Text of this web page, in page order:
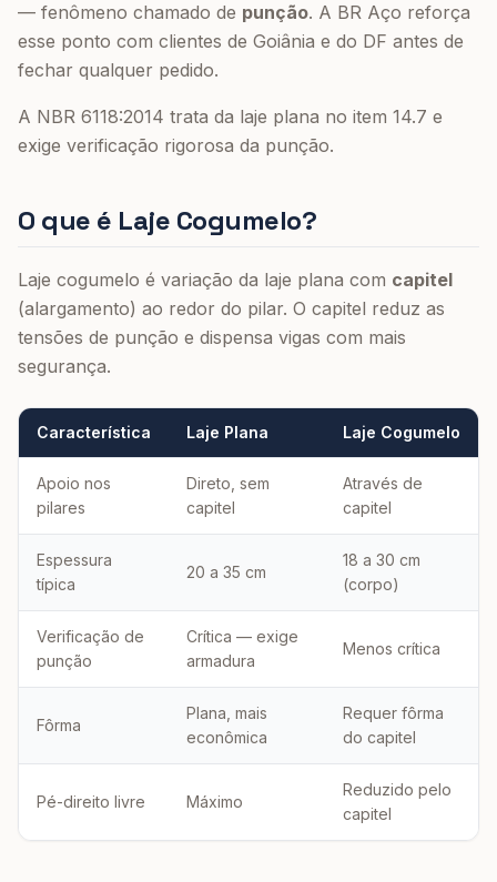
— fenômeno chamado de punção. A BR Aço reforça
esse ponto com clientes de Goiânia e do DF antes de
fechar qualquer pedido.
A NBR 6118:2014 trata da laje plana no item 14.7 e
exige verificação rigorosa da punção.
O que é Laje Cogumelo?
Laje cogumelo é variação da laje plana com capitel
(alargamento) ao redor do pilar. O capitel reduz as
tensões de punção e dispensa vigas com mais
segurança.
Característica Laje Plana Laje Cogumelo
Apoio nos
pilares
Direto, sem
capitel
Através de
capitel
Espessura
típica
20 a 35 cm
18 a 30 cm
(corpo)
Verificação de
punção
Crítica — exige
armadura
Menos crítica
Fôrma
Plana, mais
econômica
Requer fôrma
do capitel
Pé-direito livre Máximo
Reduzido pelo
capitel